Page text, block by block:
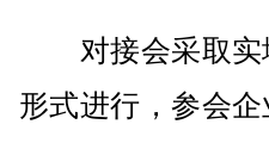
对接会采取实
形式进行，参会